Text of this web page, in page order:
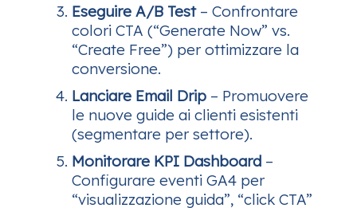
Eseguire A/B Test– Confrontare
colori CTA (“Generate Now” vs.
“Create Free”) per ottimizzare la
conversione.
Lanciare Email Drip – Promuovere
le nuove guide ai clienti esistenti
(segmentare per settore).
Monitorare KPI Dashboard –
Configurare eventi GA4 per
“visualizzazione guida”, “click CTA”